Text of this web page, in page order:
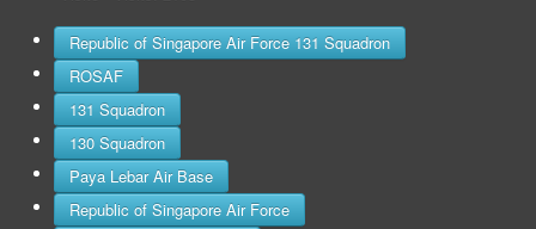
Republic of Singapore Air Force 131 Squadron
ROSAF
131 Squadron
130 Squadron
Paya Lebar Air Base
Republic of Singapore Air Force